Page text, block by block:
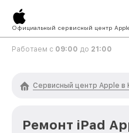
Официальный сервисный центр
Работаем с 09:00 до 21:00
Сервисный центр Apple в
Ремонт iPad